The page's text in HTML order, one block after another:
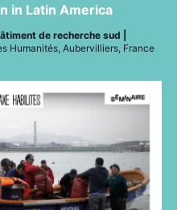
in Latin America
de recherche sud |
Humanités, Aubervilliers, France